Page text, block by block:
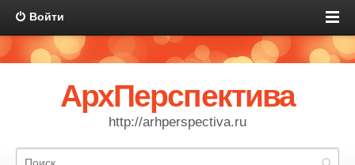
Войти
АрхПерспектива
http://arhperspectiva.ru